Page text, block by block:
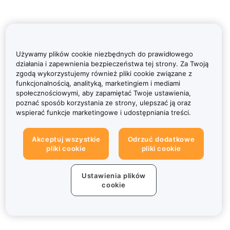
Używamy plików cookie niezbędnych do prawidłowego
działania i zapewnienia bezpieczeństwa tej strony. Za Twoją
zgodą wykorzystujemy również pliki cookie związane z
funkcjonalnością, analityką, marketingiem i mediami
społecznościowymi, aby zapamiętać Twoje ustawienia,
poznać sposób korzystania ze strony, ulepszać ją oraz
wspierać funkcje marketingowe i udostępniania treści.
Akceptuj wszystkie
pliki cookie
Odrzuć dodatkowe
pliki cookie
Ustawienia plików
cookie